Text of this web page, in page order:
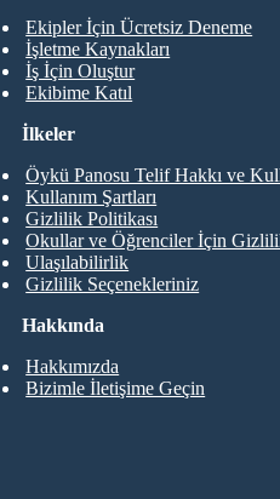
Ekipler İçin Ücretsiz Deneme
İşletme Kaynakları
İş İçin Oluştur
Ekibime Katıl
Hakkında
Hakkımızda
Bizimle İletişime Geçin
İlkeler
Öykü Panosu Telif Hakkı ve
Kullanım Şartları
Gizlilik Politikası
Okullar ve Öğrenciler İçin
Ulaşılabilirlik
Gizlilik Seçenekleriniz